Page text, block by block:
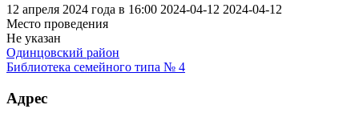
12 апреля 2024 года в 16:00 2024-04-12 2024-04-12
Место проведения
Не указан
Одинцовский район
Библиотека семейного типа № 4
Адрес